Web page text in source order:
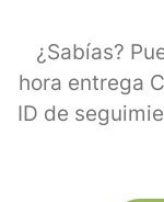
¿Sabías?
hora entrega
ID de